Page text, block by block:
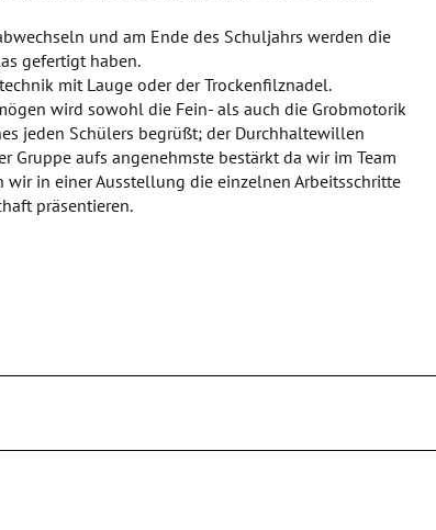
und am Ende des Schuljahrs werden die
gefertigt haben.
mit Lauge oder der Trockenfilznadel.
wird sowohl die Fein- als auch die Grobmotorik
jeden Schülers begrüßt; der Durchhaltewillen
Gruppe aufs angenehmste bestärkt da wir im Team
wir in einer Ausstellung die einzelnen Arbeitsschritte
präsentieren.